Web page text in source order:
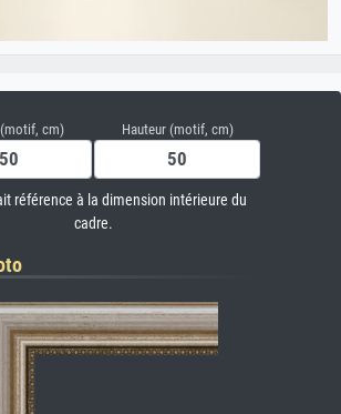
cm) Hauteur (motif, cm)
référence à la dimension intérieure du
cadre.